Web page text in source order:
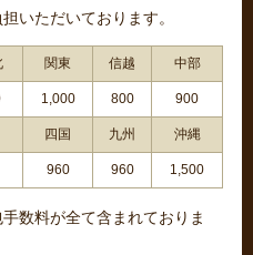
いただいております。
関東 信越 中部
1,000 800 900
四国 九州 沖縄
960 960 1,500
数料が全て含まれておりま